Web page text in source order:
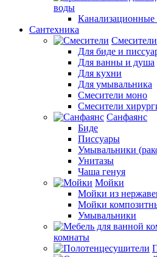
воды
Канализационные
Сантехника
Смесители
Для биде и
Для ванны и душа
Для кухни
Для умывальника
Смесители моно
Смесители
Санфаянс
Биде
Писсуары
Умывальники
Унитазы
Чаша генуя
Мойки
Мойки из
Мойки
Умывальники
комнаты